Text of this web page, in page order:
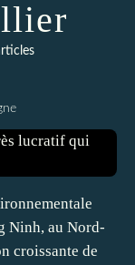
Ninh, au Nord-
croissante de